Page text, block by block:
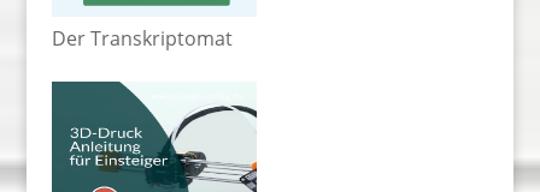
Der Transkriptomat